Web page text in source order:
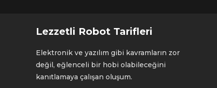
Lezzetli Robot Tarifleri
Elektronik ve yazılım gibi kavramların zor
değil, eğlenceli bir hobi olabileceğini
kanıtlamaya çalışan oluşum.